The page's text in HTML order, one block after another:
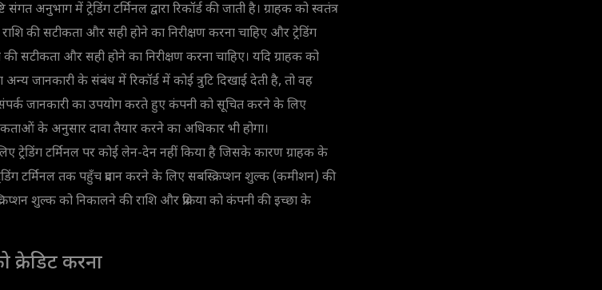
संगत अनुभाग में ट्रेडिंग टर्मिनल द्वारा रिकॉर्ड की जाती है। ग्राहक को स्वतंत्र
की सटीकता और सही होने का निरीक्षण करना चाहिए और ट्रेडिंग
सटीकता और सही होने का निरीक्षण करना चाहिए। यदि ग्राहक को
जानकारी के संबंध में रिकॉर्ड में कोई त्रुटि दिखाई देती है, तो वह
जानकारी का उपयोग करते हुए कंपनी को सूचित करने के लिए
के अनुसार दावा तैयार करने का अधिकार भी होगा।
ट्रेडिंग टर्मिनल पर कोई लेन-देन नहीं किया है जिसके कारण ग्राहक के
टर्मिनल तक पहुँच प्रदान करने के लिए सबस्क्रिप्शन शुल्क (कमीशन) की
शुल्क को निकालने की राशि और प्रक्रिया को कंपनी की इच्छा के
क्रेडिट करना